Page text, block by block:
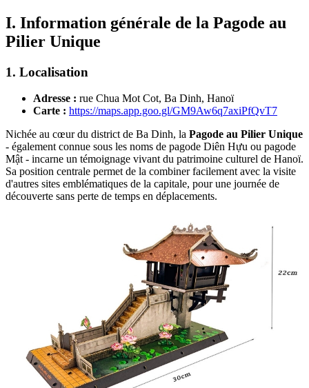
I. Information générale de la Pagode au
Pilier Unique
1. Localisation
Adresse : rue Chua Mot Cot, Ba Dinh, Hanoï
Carte : https://maps.app.goo.gl/GM9Aw6q7axiPfQvT7
Nichée au cœur du district de Ba Dinh, la Pagode au Pilier Unique
- également connue sous les noms de pagode Diên Hựu ou pagode
Mật - incarne un témoignage vivant du patrimoine culturel de Hanoï.
Sa position centrale permet de la combiner facilement avec la visite
d'autres sites emblématiques de la capitale, pour une journée de
découverte sans perte de temps en déplacements.